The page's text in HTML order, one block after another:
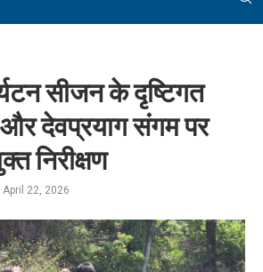
सीजन के दृष्टिगत
और देवप्रयाग संगम पर
निरीक्षण
April 22, 2026